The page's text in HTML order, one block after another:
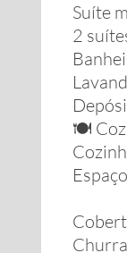
Suíte
2
🍽️